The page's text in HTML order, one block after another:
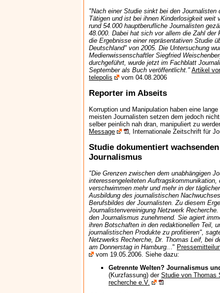
"Nach einer Studie sinkt bei den Journalisten
Tätigen und ist bei ihnen Kinderlosigkeit weit
rund 54.000 hauptberufliche Journalisten
48.000. Dabei hat sich vor allem die Zahl der
die Ergebnisse einer repräsentativen Studie
Deutschland" von 2005. Die Untersuchung
Medienwissenschaftler Siegfried
durchgeführt, wurde jetzt im Fachblatt
September als Buch veröffentlicht." Artikel
telepolis
vom 04.08.2006
Reporter im Abseits
Korruption und Manipulation haben eine
meisten Journalisten setzen dem jedoch
selber peinlich nah dran, manipuliert zu
Message
, Internationale Zeitschrift für
Studie dokumentiert
Journalismus
"Die Grenzen zwischen dem unabhängigen
interessengeleiteten Auftragskommunikation,
verschwimmen mehr und mehr in der
Ausbildung des journalistischen
Berufsbildes der Journalisten. Zu diesem
Journalistenvereinigung Netzwerk
den Journalismus zunehmend. Sie agiert
ihren Botschaften in den redaktionellen Teil,
journalistischen Produkte zu profitieren",
Netzwerks Recherche, Dr. Thomas Leif, bei
am Donnerstag in Hamburg.. ."
vom 19.05.2006. Siehe dazu:
Getrennte Welten? Journalismus
(Kurzfassung) der Studie von Thomas
recherche e.V.